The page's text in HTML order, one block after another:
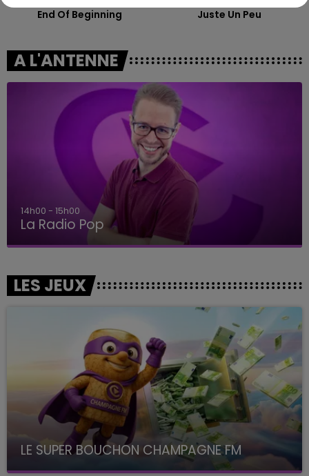
End Of Beginning Juste Un Peu
A L'ANTENNE
14h00 - 15h00
La Radio Pop
LES JEUX
LE SUPER BOUCHON CHAMPAGNE FM
avec La Famille Champagne FM, à 8H10